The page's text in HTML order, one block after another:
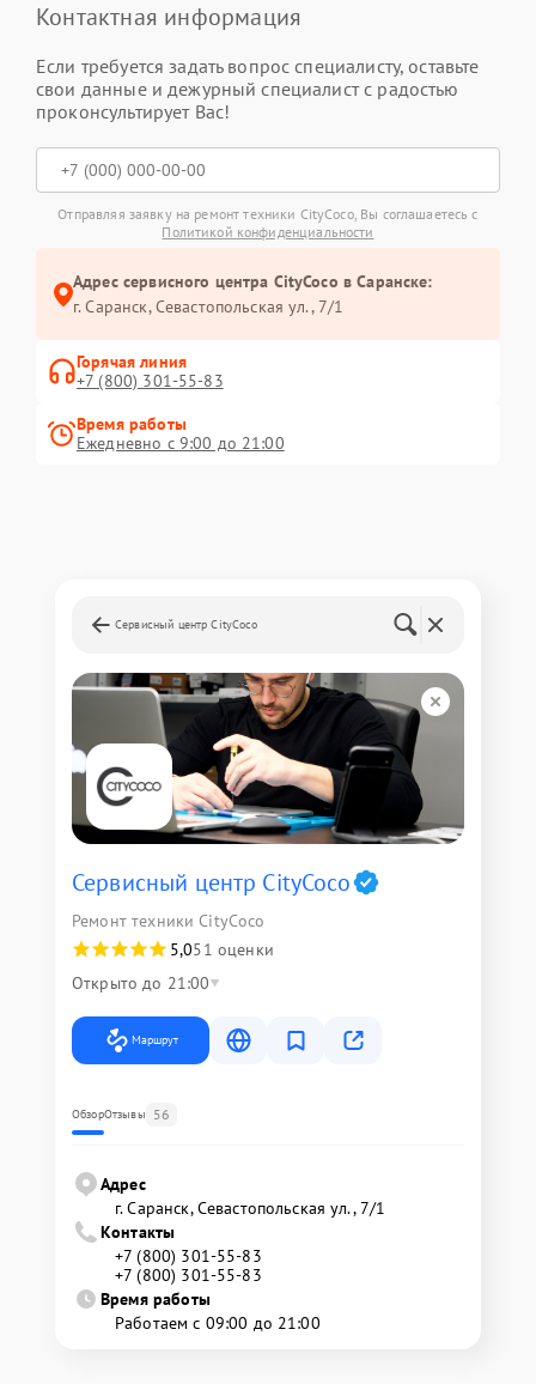
Контактная информация
Если требуется задать вопрос специалисту, оставьте
свои данные и дежурный специалист с радостью
проконсультирует Вас!
Отправляя заявку на ремонт техники CityCoco, Вы соглашаетесь с
Политикой конфиденциальности
Адрес сервисного центра CityCoco в Саранске:
г. Саранск, Севастопольская ул., 7/1
Горячая линия
+7 (800) 301-55-83
Время работы
Ежедневно с 9:00 до 21:00
Сервисный центр CityCoco
Сервисный центр CityCoco
Ремонт техники CityCoco
5,051 оценки
Открыто до 21:00
Маршрут
ОбзорОтзывы 56
Адрес
г. Саранск, Севастопольская ул., 7/1
Контакты
+7 (800) 301-55-83
+7 (800) 301-55-83
Время работы
Работаем с 09:00 до 21:00